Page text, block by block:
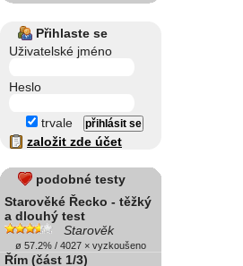
Přihlaste se
Uživatelské jméno
Heslo
trvale
založit zde účet
podobné testy
Starověké Řecko - těžký
a dlouhý test
Starověk
ø 57.2% / 4027 × vyzkoušeno
Řím (část 1/3)